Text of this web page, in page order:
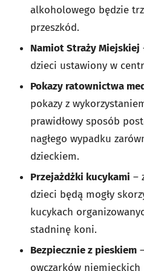
alkoholowego będzie
przeszkód.
Namiot Straży Miejskiej
dzieci ustawiony w
Pokazy ratownictwa
pokazy z
prawidłowy sposób
nagłego wypadku
dzieckiem.
Przejażdżki kucykami –
dzieci będą mogły
kucykach
stadninę koni.
Bezpiecznie z pieskiem
owczarków niemieckich